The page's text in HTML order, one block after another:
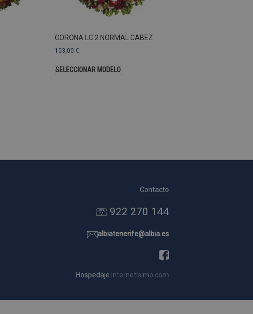
CORONA LC 2 NORMAL CABEZ
103,00 €
SELECCIONAR MODELO
Contacto
922 270 144
albiatenerife@albia.es
Hospedaje Internetísimo.com